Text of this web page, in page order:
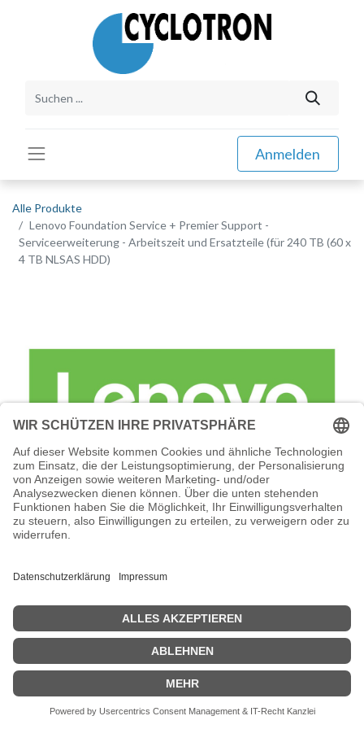
Anmelden
Alle Produkte
Lenovo Foundation Service + Premier Support -
Serviceerweiterung - Arbeitszeit und Ersatzteile (für 240 TB (60 x
4 TB NLSAS HDD)
Lenovo Foundation Service + Premier
Support - Serviceerweiterung -
Arbeitszeit und Ersatzteile (für 240 TB
(60 x 4 TB NLSAS HDD)
Lenovo Foundation Service + Premier Support -